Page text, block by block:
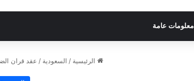
معلومات عامة
الرئيسية / السعودية / عقد قران